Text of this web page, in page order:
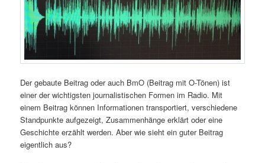
Der gebaute Beitrag oder auch BmO (Beitrag mit O-Tönen) ist
einer der wichtigsten journalistischen Formen im Radio. Mit
einem Beitrag können Informationen transportiert, verschiedene
Standpunkte aufgezeigt, Zusammenhänge erklärt oder eine
Geschichte erzählt werden. Aber wie sieht ein guter Beitrag
eigentlich aus?